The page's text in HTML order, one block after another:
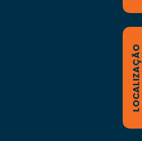
LOCALIZAÇÃO